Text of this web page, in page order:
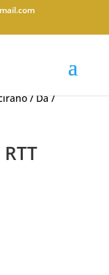
/Da/